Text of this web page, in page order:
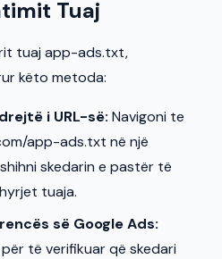
Tuaj
tuaj app-ads.txt,
këto metoda:
i URL-së: Navigoni te
app-ads.txt në një
skedarin e pastër të
tuaja.
së Google Ads:
të verifikuar që skedari